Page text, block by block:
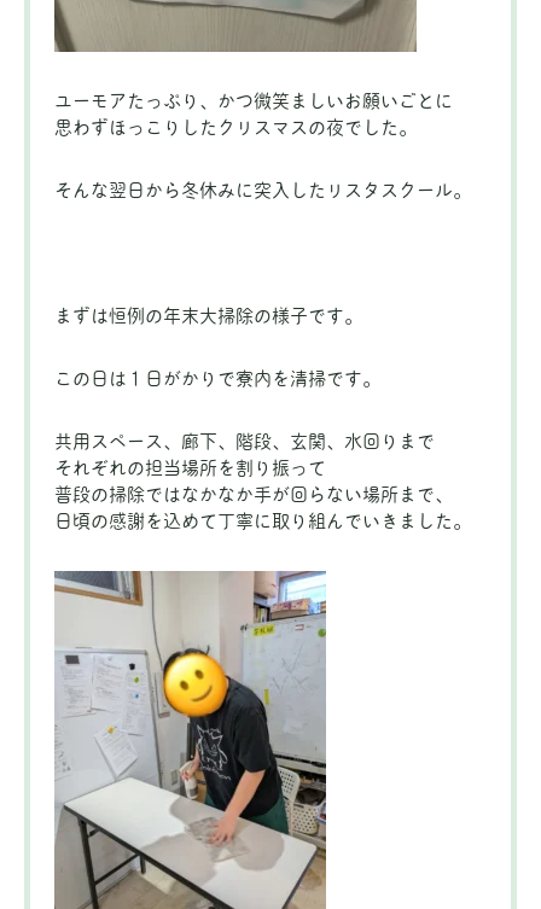
ユーモアたっぷり、かつ微笑ましいお願いごとに
思わずほっこりしたクリスマスの夜でした。
そんな翌日から冬休みに突入したリスタスクール。
まずは恒例の年末大掃除の様子です。
この日は１日がかりで寮内を清掃です。
共用スペース、廊下、階段、玄関、水回りまで
それぞれの担当場所を割り振って
普段の掃除ではなかなか手が回らない場所まで、
日頃の感謝を込めて丁寧に取り組んでいきました。